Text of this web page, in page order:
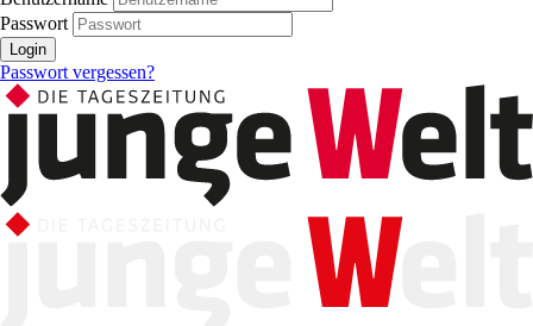
Passwort
Login
Passwort vergessen?